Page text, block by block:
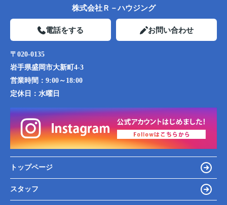
株式会社Ｒ－ハウジング
電話をする お問い合わせ
〒020-0135
岩手県盛岡市大新町4-3
営業時間： 9:00～18:00
定休日： 水曜日
トップページ
スタッフ